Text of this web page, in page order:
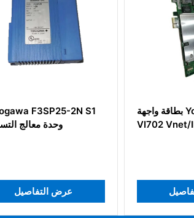
2N S1
وحدة
عرض
بطاقة واجهة Yokogawa
VI702 Vnet/IP
عرض التفاصيل